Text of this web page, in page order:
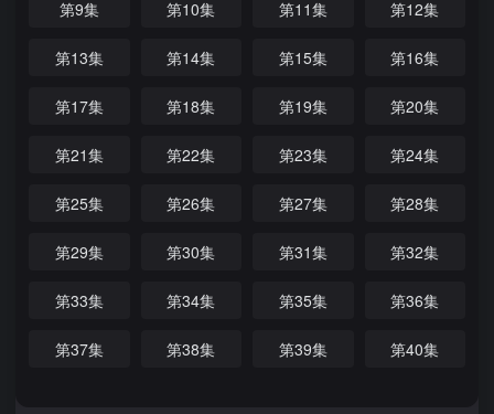
第9集 第10集 第11集 第12集
第13集 第14集 第15集 第16集
第17集 第18集 第19集 第20集
第21集 第22集 第23集 第24集
第25集 第26集 第27集 第28集
第29集 第30集 第31集 第32集
第33集 第34集 第35集 第36集
第37集 第38集 第39集 第40集